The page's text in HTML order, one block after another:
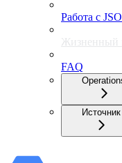
Работа с
Жизненный
FAQ
Источник